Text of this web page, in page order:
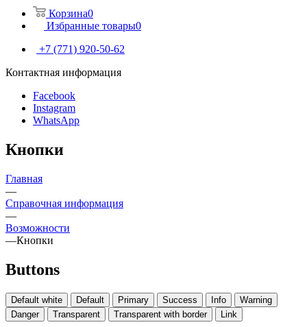
Корзина0
Избранные товары0
+7 (771) 920-50-62
Контактная информация
Facebook
Instagram
WhatsApp
Кнопки
Главная
—
Справочная информация
—
Возможности
—Кнопки
Buttons
Default white Default Primary Success Info
Warning
Danger
Transparent Transparent with border Link